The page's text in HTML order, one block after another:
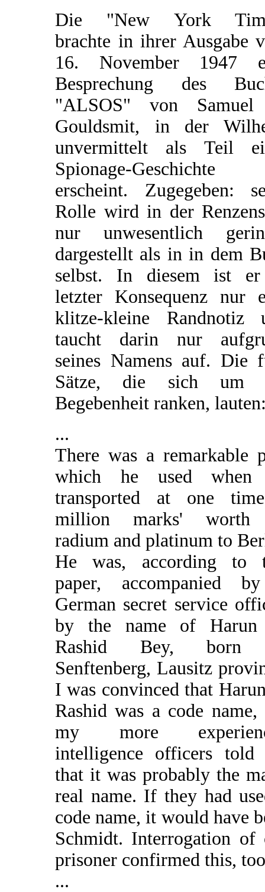
Die "New York
brachte in ihrer Ausgabe
16. November 1947
Besprechung des
"ALSOS" von
Gouldsmit, in der
unvermittelt als Teil
Spionage-Geschichte
erscheint. Zugegeben:
Rolle wird in der
nur unwesentlich
dargestellt als in in dem
selbst. In diesem ist
letzter Konsequenz nur
klitze-kleine Randnotiz
taucht darin nur
seines Namens auf. Die
Sätze, die sich um
Begebenheit ranken,
...
There was a remarkable
which he used when
transported at one
million marks'
radium and platinum to
He was, according to
paper, accompanied
German secret service
by the name of
Rashid Bey,
Senftenberg, Lausitz
I was convinced that
Rashid was a code name,
my more
intelligence officers told
that it was probably the
real name. If they had
code name, it would have
Schmidt. Interrogation of
prisoner confirmed this,
...